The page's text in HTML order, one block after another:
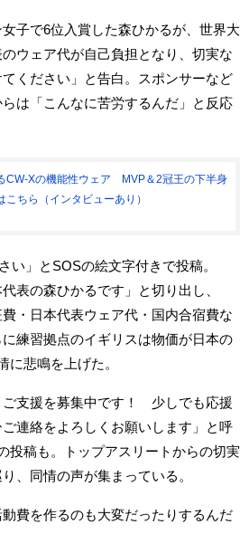
子で6位入賞した森ひかるが、世界大
ウェア代が自己負担となり、切実な
ください」と告白。スポンサーなど
は「こんなに苦労するんだ」と反応
CW-Xの機能性ウェア MVP＆2冠王の下半身
ちら（インタビューあり）
」とSOSの絵文字付きで投稿。
表の森ひかるです」と切り出し、
費・日本代表ウェア代・国内合宿費な
練習拠点のイギリスは物価が日本の
悲鳴を上げた。
支援を募集中です！ 少しでも応援
連絡をよろしくお願いします」と呼
投稿も。トップアスリートからの切実
、同情の声が集まっている。
動費を作るのも大変だったりするんだ